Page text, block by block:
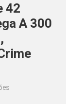
42
A 300